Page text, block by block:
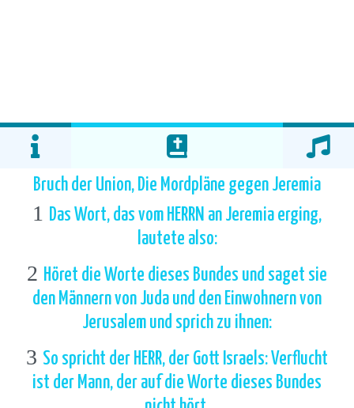
Bruch der Union, Die Mordpläne gegen Jeremia
1
Das Wort, das vom HERRN an Jeremia erging,
lautete also:
2 Höret die Worte dieses Bundes und saget sie
den Männern von Juda und den Einwohnern von
Jerusalem und sprich zu ihnen:
3 So spricht der HERR, der Gott Israels: Verflucht
ist der Mann, der auf die Worte dieses Bundes